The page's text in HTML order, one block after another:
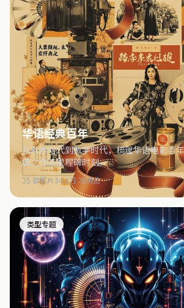
华语经典百年
从默片时代到数字时代，梳理华语电影百
典之作与里程碑时刻。
25 部影片34.6万 次浏览
类型专题